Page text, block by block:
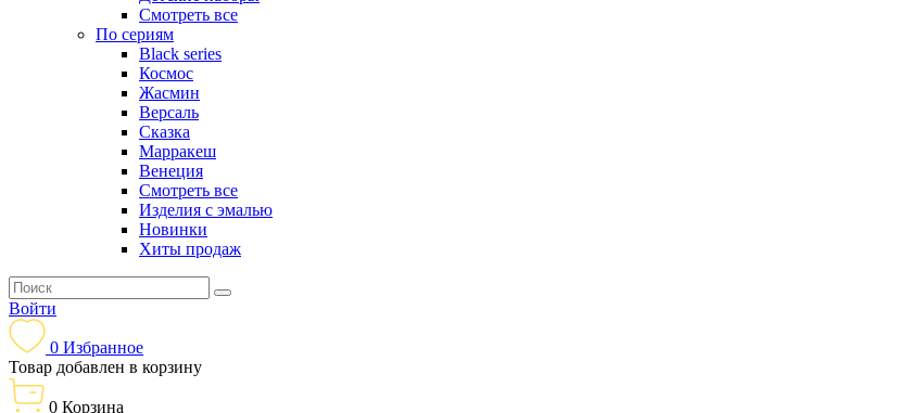
Смотреть все
По сериям
Black series
Космос
Жасмин
Версаль
Сказка
Марракеш
Венеция
Смотреть все
Изделия с эмалью
Новинки
Хиты продаж
Войти
0 Избранное
Товар добавлен в корзину
0 Корзина